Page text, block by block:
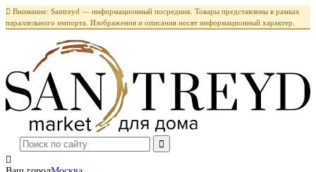
 Внимание: Santreyd — информационный посредник. Товары представлены в рамках
параллельного импорта. Изображения и описания носят информационный характер.
